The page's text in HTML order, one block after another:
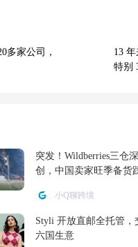
多家公司，
13
特别
突发！Wildberries三仓
创，中国卖家旺季备货
小Q聊跨境
Styli 开放直邮全托管
六国生意